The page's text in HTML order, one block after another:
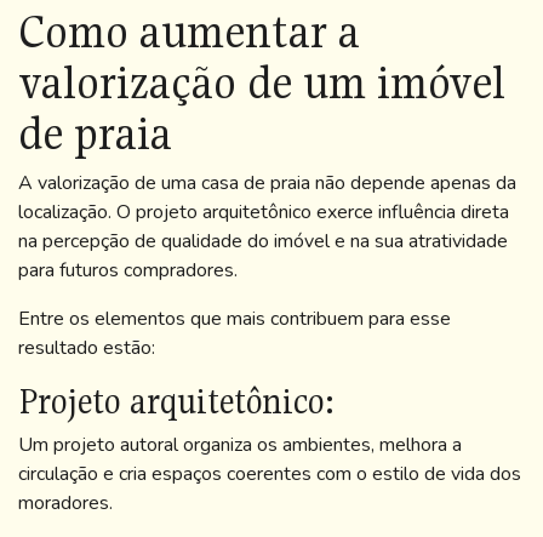
Como aumentar a
valorização de um imóvel
de praia
A valorização de uma casa de praia não depende apenas da
localização. O projeto arquitetônico exerce influência direta
na percepção de qualidade do imóvel e na sua atratividade
para futuros compradores.
Entre os elementos que mais contribuem para esse
resultado estão:
Projeto arquitetônico:
Um projeto autoral organiza os ambientes, melhora a
circulação e cria espaços coerentes com o estilo de vida dos
moradores.